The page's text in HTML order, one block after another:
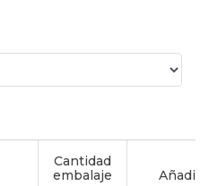
Cantidad
embalaje
Añadir